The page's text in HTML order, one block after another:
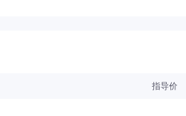
指导价